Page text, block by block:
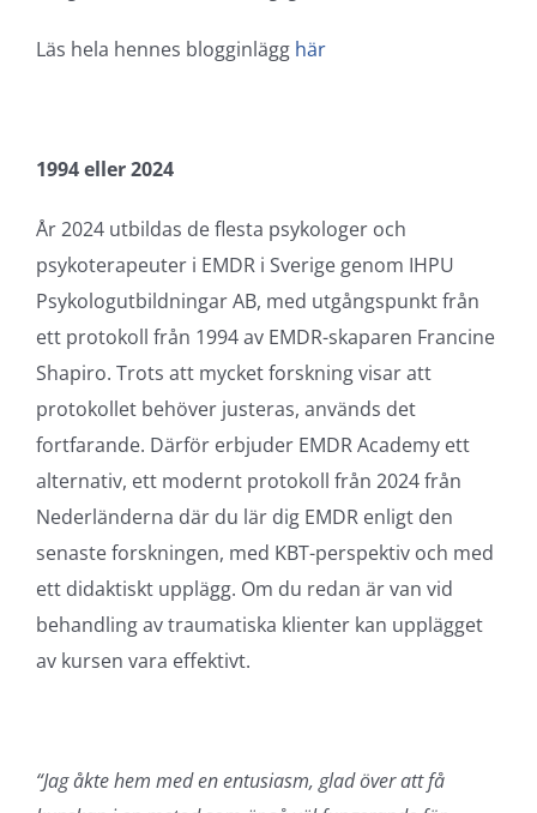
Läs hela hennes blogginlägg här
1994 eller 2024
År 2024 utbildas de flesta psykologer och
psykoterapeuter i EMDR i Sverige genom IHPU
Psykologutbildningar AB, med utgångspunkt från
ett protokoll från 1994 av EMDR-skaparen Francine
Shapiro. Trots att mycket forskning visar att
protokollet behöver justeras, används det
fortfarande. Därför erbjuder EMDR Academy ett
alternativ, ett modernt protokoll från 2024 från
Nederländerna där du lär dig EMDR enligt den
senaste forskningen, med KBT-perspektiv och med
ett didaktiskt upplägg. Om du redan är van vid
behandling av traumatiska klienter kan upplägget
av kursen vara effektivt.
“Jag åkte hem med en entusiasm, glad över att få